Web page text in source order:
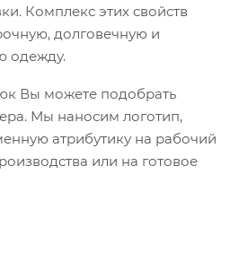
Комплекс этих свойств
долговечную и
одежду.
Вы можете подобрать
Мы наносим логотип,
атрибутику на рабочий
или на готовое